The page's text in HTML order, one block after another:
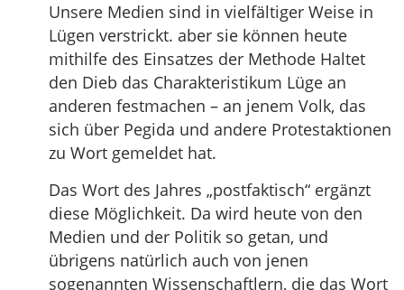
Unsere Medien sind in vielfältiger Weise in
Lügen verstrickt. aber sie können heute
mithilfe des Einsatzes der Methode Haltet
den Dieb das Charakteristikum Lüge an
anderen festmachen – an jenem Volk, das
sich über Pegida und andere Protestaktionen
zu Wort gemeldet hat.
Das Wort des Jahres „postfaktisch“ ergänzt
diese Möglichkeit. Da wird heute von den
Medien und der Politik so getan, und
übrigens natürlich auch von jenen
sogenannten Wissenschaftlern, die das Wort